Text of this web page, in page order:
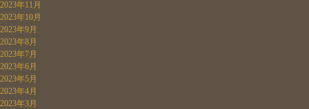
2023年11月
2023年10月
2023年9月
2023年8月
2023年7月
2023年6月
2023年5月
2023年4月
2023年3月